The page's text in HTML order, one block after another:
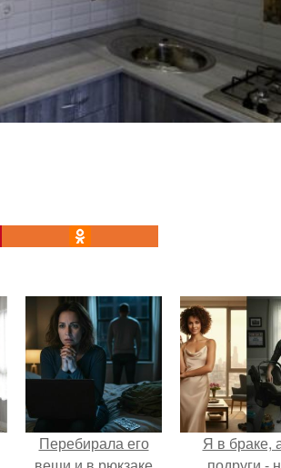
Перебирала его
Я в браке,